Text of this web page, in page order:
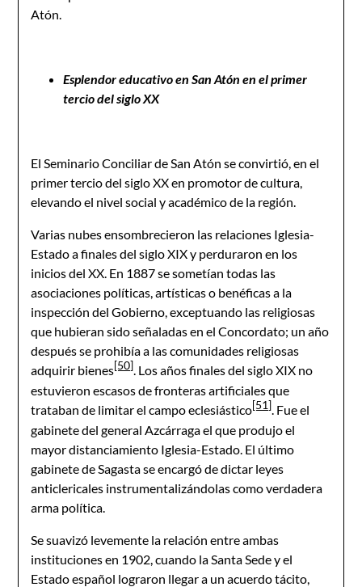
Atón.
Esplendor educativo en San Atón en el primer
tercio del siglo XX
El Seminario Conciliar de San Atón se convirtió, en el
primer tercio del siglo XX en promotor de cultura,
elevando el nivel social y académico de la región.
Varias nubes ensombrecieron las relaciones Iglesia-
Estado a finales del siglo XIX y perduraron en los
inicios del XX. En 1887 se sometían todas las
asociaciones políticas, artísticas o benéficas a la
inspección del Gobierno, exceptuando las religiosas
que hubieran sido señaladas en el Concordato; un año
después se prohibía a las comunidades religiosas
adquirir bienes[50]. Los años finales del siglo XIX no
estuvieron escasos de fronteras artificiales que
trataban de limitar el campo eclesiástico[51]. Fue el
gabinete del general Azcárraga el que produjo el
mayor distanciamiento Iglesia-Estado. El último
gabinete de Sagasta se encargó de dictar leyes
anticlericales instrumentalizándolas como verdadera
arma política.
Se suavizó levemente la relación entre ambas
instituciones en 1902, cuando la Santa Sede y el
Estado español lograron llegar a un acuerdo tácito,